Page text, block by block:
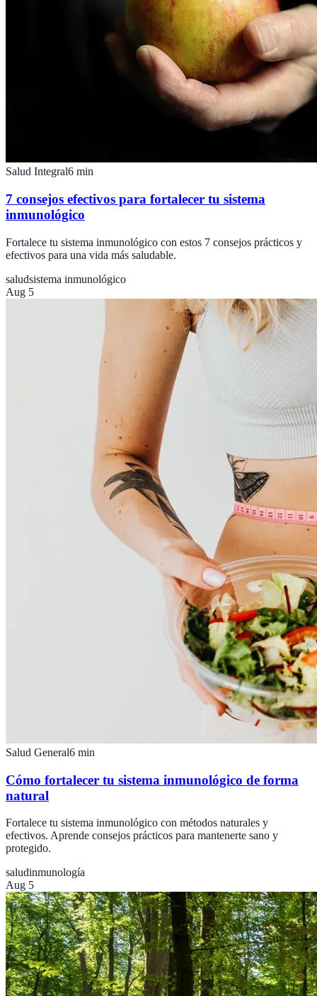
Salud Integral6 min
7 consejos efectivos para fortalecer tu sistema
inmunológico
Fortalece tu sistema inmunológico con estos 7 consejos prácticos y
efectivos para una vida más saludable.
saludsistema inmunológico
Aug 5
Salud General6 min
Cómo fortalecer tu sistema inmunológico de forma
natural
Fortalece tu sistema inmunológico con métodos naturales y
efectivos. Aprende consejos prácticos para mantenerte sano y
protegido.
saludinmunología
Aug 5